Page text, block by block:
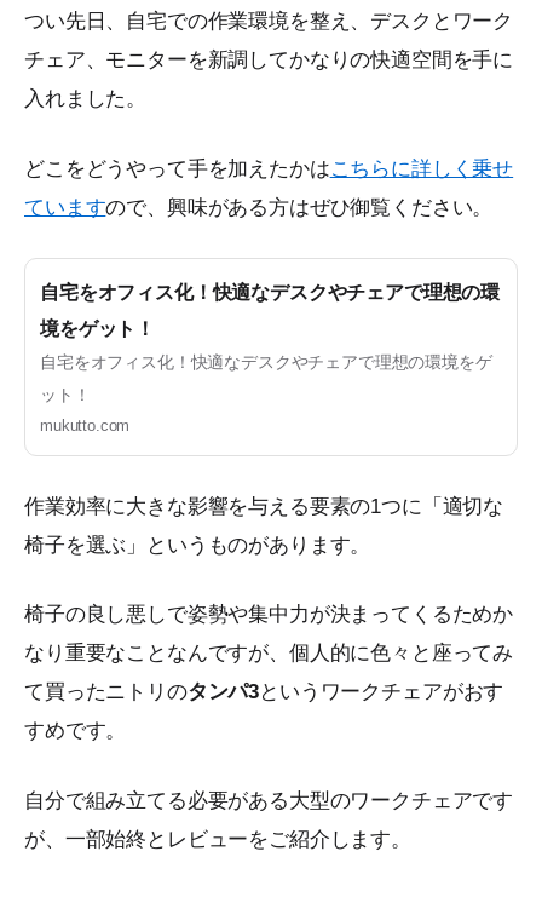
つい先日、自宅での作業環境を整え、デスクとワーク
チェア、モニターを新調してかなりの快適空間を手に
入れました。
どこをどうやって手を加えたかはこちらに詳しく乗せ
ていますので、興味がある方はぜひ御覧ください。
自宅をオフィス化！快適なデスクやチェアで理想の環
境をゲット！
自宅をオフィス化！快適なデスクやチェアで理想の環境をゲ
ット！
mukutto.com
作業効率に大きな影響を与える要素の1つに「適切な
椅子を選ぶ」というものがあります。
椅子の良し悪しで姿勢や集中力が決まってくるためか
なり重要なことなんですが、個人的に色々と座ってみ
て買ったニトリのタンパ3というワークチェアがおす
すめです。
自分で組み立てる必要がある大型のワークチェアです
が、一部始終とレビューをご紹介します。